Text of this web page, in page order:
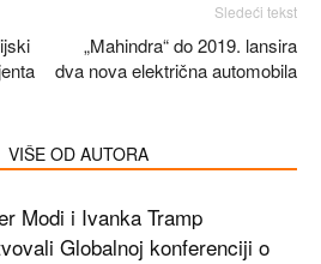
Sledeći tekst
„Mahindra“ do 2019. lansira
dva nova električna automobila
VIŠE OD AUTORA
Modi i Ivanka Tramp
Globalnoj konferenciji o